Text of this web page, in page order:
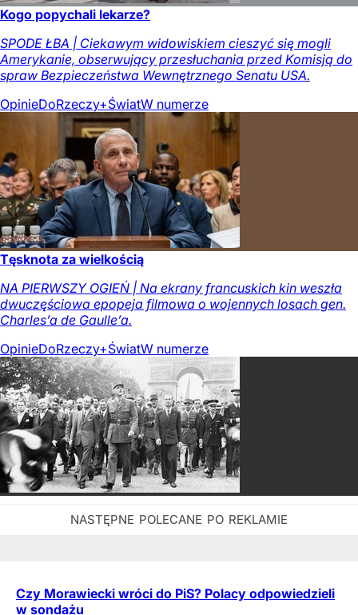
Kogo popychali lekarze?
SPODE ŁBA | Ciekawym widowiskiem cieszyć się mogli
Amerykanie, obserwujący przesłuchania przed Komisją do
spraw Bezpieczeństwa Wewnętrznego Senatu USA.
OpinieDoRzeczy+ŚwiatW numerze
Tęsknota za wielkością
NA PIERWSZY OGIEŃ | Na ekrany francuskich kin weszła
dwuczęściowa epopeja filmowa o wojennych losach gen.
Charles’a de Gaulle’a.
OpinieDoRzeczy+ŚwiatW numerze
Czy Morawiecki wróci do PiS? Polacy odpowiedzieli
w sondażu